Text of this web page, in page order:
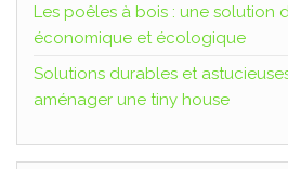
Les poêles à bois : une solution
économique et écologique
Solutions durables et
aménager une tiny house